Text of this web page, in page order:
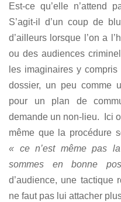
Est-ce qu’elle n’attend
S’agit-il d’un coup de
d’ailleurs lorsque l’on a
ou des audiences
les imaginaires y
dossier, un peu comme
pour un plan de
demande un non-lieu. Ici
même que la procédure
« ce n’est même pas
sommes en bonne
d’audience, une tactique
ne faut pas lui attacher